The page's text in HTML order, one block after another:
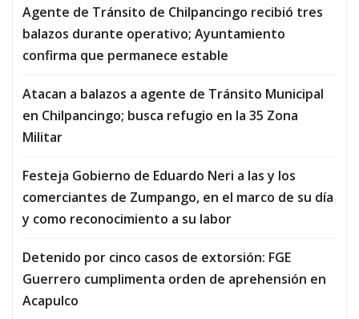
Agente de Tránsito de Chilpancingo recibió tres
balazos durante operativo; Ayuntamiento
confirma que permanece estable
Atacan a balazos a agente de Tránsito Municipal
en Chilpancingo; busca refugio en la 35 Zona
Militar
Festeja Gobierno de Eduardo Neri a las y los
comerciantes de Zumpango, en el marco de su día
y como reconocimiento a su labor
Detenido por cinco casos de extorsión: FGE
Guerrero cumplimenta orden de aprehensión en
Acapulco